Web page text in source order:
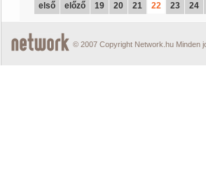
első előző 19 20 21 22 23 24
© 2007 Copyright Network.hu Minden